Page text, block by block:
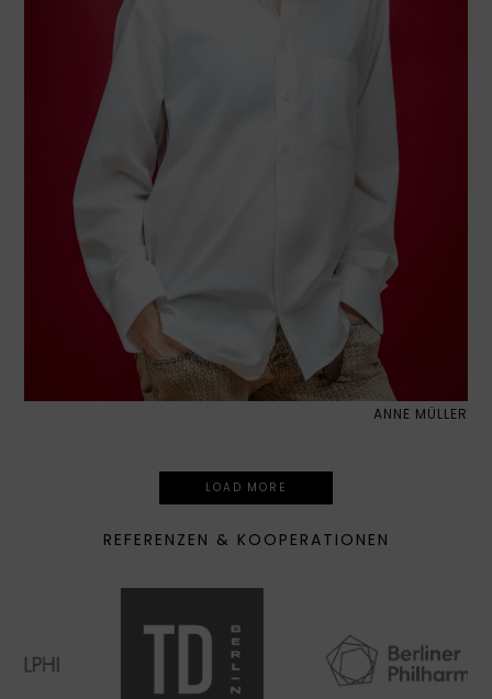
ANNE MÜLLER
LOAD MORE
REFERENZEN & KOOPERATIONEN